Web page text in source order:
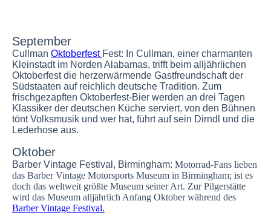
September
Cullman Oktoberfest Fest: In Cullman, einer charmanten
Kleinstadt im Norden Alabamas, trifft beim alljährlichen
Oktoberfest die herzerwärmende Gastfreundschaft der
Südstaaten auf reichlich deutsche Tradition. Zum
frischgezapften Oktoberfest-Bier werden an drei Tagen
Klassiker der deutschen Küche serviert, von den Bühnen
tönt Volksmusik und wer hat, führt auf sein Dirndl und die
Lederhose aus.
Oktober
Barber Vintage Festival, Birmingham: Motorrad-Fans lieben
das Barber Vintage Motorsports Museum in Birmingham; ist es
doch das weltweit größte Museum seiner Art. Zur Pilgerstätte
wird das Museum alljährlich Anfang Oktober während des
Barber Vintage Festival.